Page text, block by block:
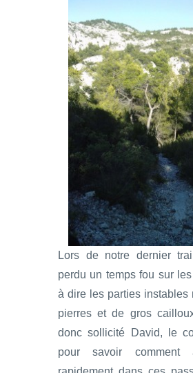
Lors de notre dernier
perdu un temps fou sur les
à dire les parties instables
pierres et de gros
donc sollicité David, le
pour savoir comment